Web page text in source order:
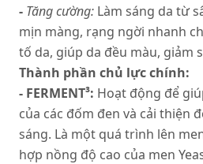
- Tăng cường: Làm sáng da từ
mịn màng, rạng ngời nhanh
tố da, giúp da đều màu, giảm
Thành phần chủ lực chính:
- FERMENT³: Hoạt động để
của các đốm đen và cải thiện
sáng. Là một quá trình lên
hợp nồng độ cao của men